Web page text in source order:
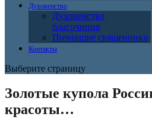
Духовенство
Духовенство
благочиния
Почившие священники
Контакты
Выберите страницу
Золотые купола
красоты…